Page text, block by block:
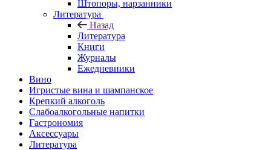
Штопоры, нарзанники
Литература
Назад
Литература
Книги
Журналы
Ежедневники
Вино
Игристые вина и шампанское
Крепкий алкоголь
Слабоалкогольные напитки
Гастрономия
Аксессуары
Литература